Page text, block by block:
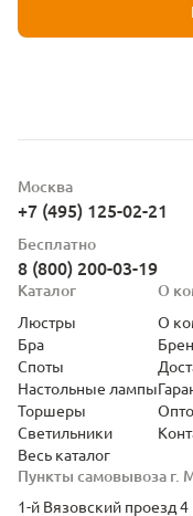
Москва
+7 (495) 125-02-21
Бесплатно
8 (800) 200-03-19
Пункты самовывоза г.
1-й Вязовский проезд 4
Каталог
Люстры
Бра
Споты
Настольные лампы
Торшеры
Светильники
Весь каталог
О
О